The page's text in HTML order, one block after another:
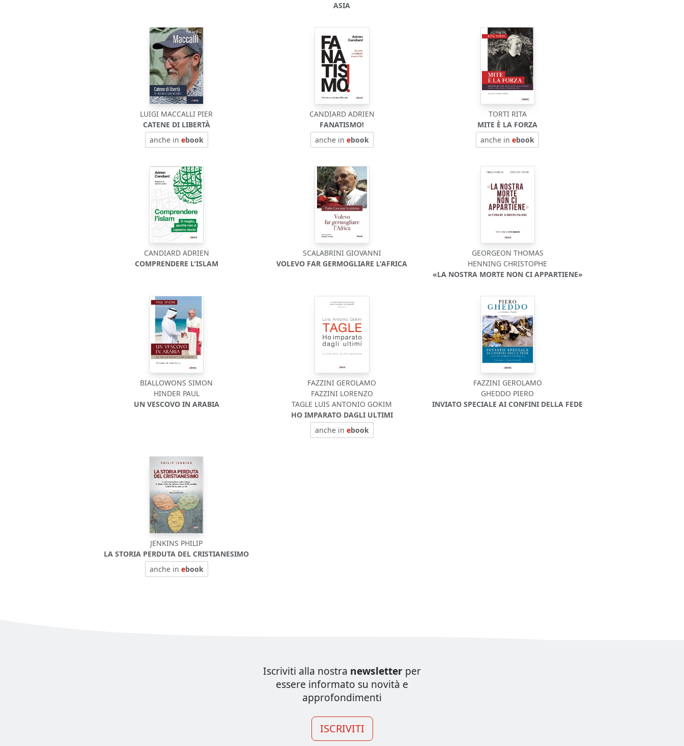
ASIA
LUIGI MACCALLI PIER
CATENE DI LIBERTÀ
anche in ebook
CANDIARD ADRIEN
FANATISMO!
anche in ebook
TORTI RITA
MITE È LA FORZA
anche inebook
CANDIARD ADRIEN
COMPRENDERE L'ISLAM
SCALABRINI GIOVANNI
VOLEVO FAR GERMOGLIARE L'AFRICA
GEORGEON THOMAS
HENNING CHRISTOPHE
«LA NOSTRA MORTE NON CI APPARTIENE»
BIALLOWONS SIMON
HINDER PAUL
UN VESCOVO IN ARABIA
FAZZINI GEROLAMO
FAZZINI LORENZO
TAGLE LUIS ANTONIO GOKIM
HO IMPARATO DAGLI ULTIMI
anche in ebook
FAZZINI GEROLAMO
GHEDDO PIERO
INVIATO SPECIALE AI CONFINI DELLA FEDE
JENKINS PHILIP
LA STORIA PERDUTA DEL CRISTIANESIMO
anche in ebook
Iscriviti alla nostra newsletter per
essere informato su novità e
approfondimenti
ISCRIVITI